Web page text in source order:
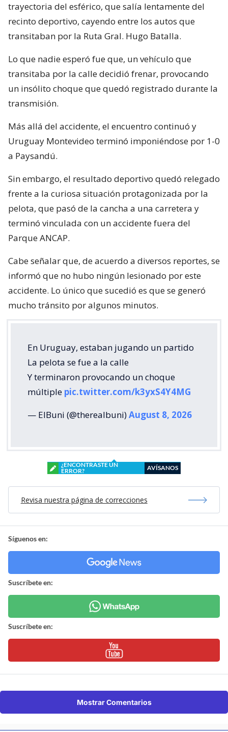
trayectoria del esférico, que salía lentamente del
recinto deportivo, cayendo entre los autos que
transitaban por la Ruta Gral. Hugo Batalla.
Lo que nadie esperó fue que, un vehículo que
transitaba por la calle decidió frenar, provocando
un insólito choque que quedó registrado durante la
transmisión.
Más allá del accidente, el encuentro continuó y
Uruguay Montevideo terminó imponiéndose por 1-0
a Paysandú.
Sin embargo, el resultado deportivo quedó relegado
frente a la curiosa situación protagonizada por la
pelota, que pasó de la cancha a una carretera y
terminó vinculada con un accidente fuera del
Parque ANCAP.
Cabe señalar que, de acuerdo a diversos reportes, se
informó que no hubo ningún lesionado por este
accidente. Lo único que sucedió es que se generó
mucho tránsito por algunos minutos.
En Uruguay, estaban jugando un partido
La pelota se fue a la calle
Y terminaron provocando un choque
múltiple pic.twitter.com/k3yxS4Y4MG
— ElBuni (@therealbuni)August 8, 2026
¿ENCONTRASTE UN
ERROR?
AVÍSANOS
Revisa nuestra página de correcciones
Síguenos en:
Suscríbete en:
Suscríbete en:
Mostrar Comentarios